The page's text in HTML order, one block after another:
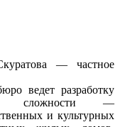
— частное
ведет разработку
сложности —
и культурных